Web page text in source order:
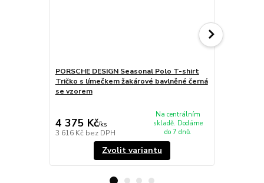
PORSCHE DESIGN Seasonal Polo T-shirt
Tričko s límečkem žakárové bavlněné černá
se vzorem
4 375 Kč/ks
3 616 Kč bez DPH
Na centrálním
skladě. Dodáme
do 7 dnů.
Zvolit variantu